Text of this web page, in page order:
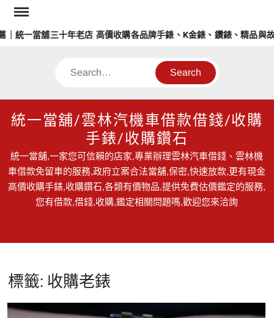
Skip
content
統一當舖三十年老店 高價收購各品牌手錶、K金錶、鑽錶、精品與故
Search
統一當舖/雲林汽機車借款借錢/收購
手錶/收購鑽石
統一當舖,一家您可信賴的店家,專業辦理雲林汽車借錢、雲林機
車借款免留車的服務,政府立案合法當舖,保密,快速放款,更有現金
高價收購手錶,收購鑽石,各類有價物品,提供免費估價鑑定的服務,
您有借款,借錢,收購,鑑定相關問題嗎,歡迎您來洽詢
標籤: 收購老錶